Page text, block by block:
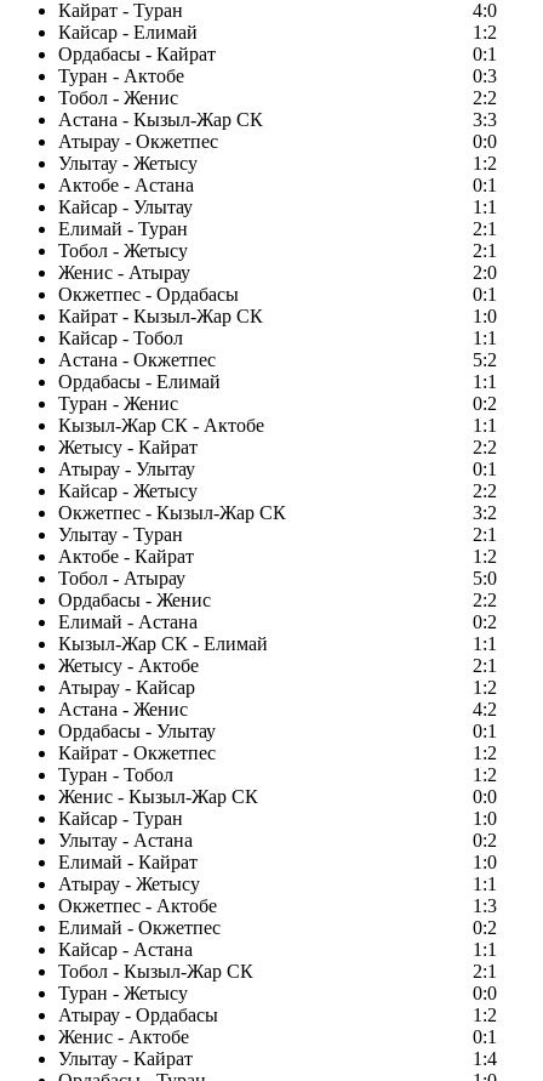
Кайрат - Туран
4:0
Кайсар - Елимай
1:2
Ордабасы - Кайрат
0:1
Туран - Актобе
0:3
Тобол - Женис
2:2
Астана - Кызыл-Жар СК
3:3
Атырау - Окжетпес
0:0
Улытау - Жетысу
1:2
Актобе - Астана
0:1
Кайсар - Улытау
1:1
Елимай - Туран
2:1
Тобол - Жетысу
2:1
Женис - Атырау
2:0
Окжетпес - Ордабасы
0:1
Кайрат - Кызыл-Жар СК
1:0
Кайсар - Тобол
1:1
Астана - Окжетпес
5:2
Ордабасы - Елимай
1:1
Туран - Женис
0:2
Кызыл-Жар СК - Актобе
1:1
Жетысу - Кайрат
2:2
Атырау - Улытау
0:1
Кайсар - Жетысу
2:2
Окжетпес - Кызыл-Жар СК
3:2
Улытау - Туран
2:1
Актобе - Кайрат
1:2
Тобол - Атырау
5:0
Ордабасы - Женис
2:2
Елимай - Астана
0:2
Кызыл-Жар СК - Елимай
1:1
Жетысу - Актобе
2:1
Атырау - Кайсар
1:2
Астана - Женис
4:2
Ордабасы - Улытау
0:1
Кайрат - Окжетпес
1:2
Туран - Тобол
1:2
Женис - Кызыл-Жар СК
0:0
Кайсар - Туран
1:0
Улытау - Астана
0:2
Елимай - Кайрат
1:0
Атырау - Жетысу
1:1
Окжетпес - Актобе
1:3
Елимай - Окжетпес
0:2
Кайсар - Астана
1:1
Тобол - Кызыл-Жар СК
2:1
Туран - Жетысу
0:0
Атырау - Ордабасы
1:2
Женис - Актобе
0:1
Улытау - Кайрат
1:4